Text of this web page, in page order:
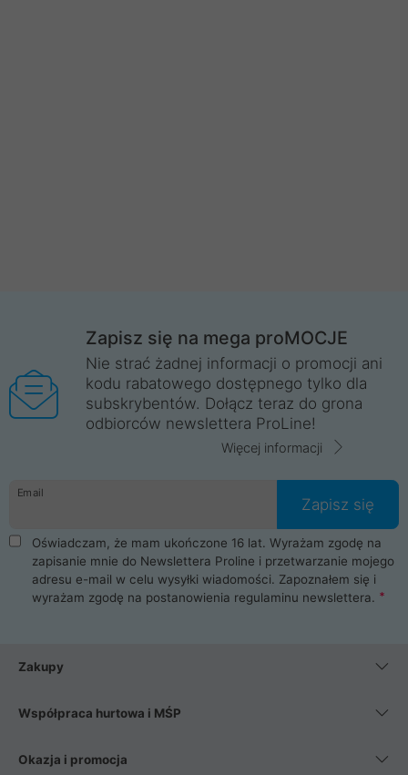
Zapisz się na mega proMOCJE
Nie strać żadnej informacji o promocji ani
kodu rabatowego dostępnego tylko dla
subskrybentów. Dołącz teraz do grona
odbiorców newslettera ProLine!
Więcej informacji
Email
Zapisz się
Oświadczam, że mam ukończone 16 lat. Wyrażam zgodę na
zapisanie mnie do Newslettera Proline i przetwarzanie mojego
adresu e-mail w celu wysyłki wiadomości. Zapoznałem się i
wyrażam zgodę na postanowienia regulaminu newslettera.
Zakupy
Współpraca hurtowa i MŚP
Okazja i promocja